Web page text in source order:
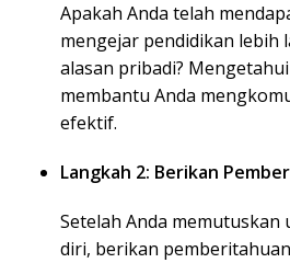
Apakah Anda telah
mengejar pendidikan lebih
alasan pribadi?
membantu Anda
efektif.
Langkah 2: Berikan
Setelah Anda
diri, berikan